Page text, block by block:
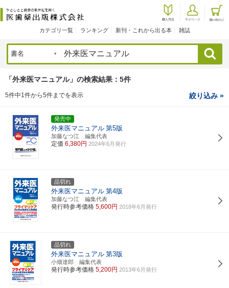
カテゴリ一覧 ランキング 新刊・これから出る本 雑誌
検索
「外来医マニュアル」の検索結果：5件
5件中1件から5件までを表示 絞り込み »
発売中
外来医マニュアル 第5版
加藤なつ江 編集代表
定価 6,380円 2024年6月発行
品切れ
外来医マニュアル 第4版
加藤なつ江 編集代表
発行時参考価格 5,600円 2018年6月発行
品切れ
外来医マニュアル 第3版
小畑達郎 編集代表
発行時参考価格 5,200円 2013年6月発行